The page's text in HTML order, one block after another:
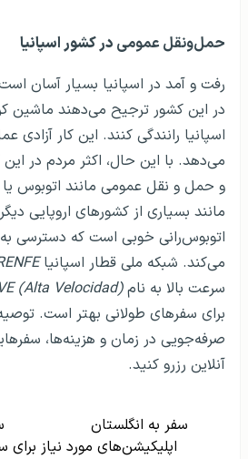
حمل‌ونقل عمومی در کشور اسپانیا
رفت و آمد در اسپانیا بسیار آسان
در این کشور ترجیح می‌دهند ماشین
اسپانیا رانندگی کنند. این کار آزادی
می‌دهد. با این حال، اکثر مردم در
و حمل و نقل عمومی مانند اتوبوس یا
مانند بسیاری از کشورهای اروپایی
اتوبوس‌رانی خوبی است که دسترسی
می‌کند. شبکه ملی قطار اسپانیا
سرعت بالا به نام(Alta Velocidad)
برای سفرهای طولانی بهتر است.
صرفه‌جویی در زمان و هزینه‌ها،
آنلاین رزرو کنید.
سفر به انگلستان
اپلیکیشن‌های مورد نیاز